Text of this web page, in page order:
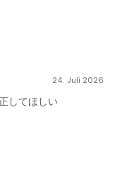
24. Juli 2026
してほしい